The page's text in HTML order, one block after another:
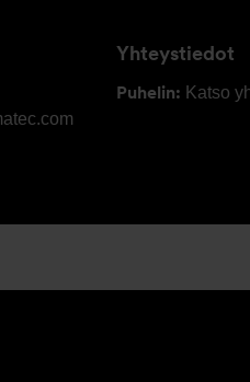
Yhteystiedot
Puhelin: Katso